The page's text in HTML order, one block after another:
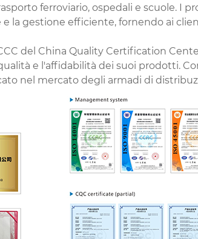
ferroviario, ospedali e scuole. I
la gestione efficiente, fornendo ai
del China Quality Certification
e l'affidabilità dei suoi prodotti.
nel mercato degli armadi di